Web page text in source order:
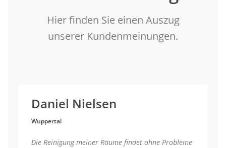
Hier finden Sie einen Auszug
unserer Kundenmeinungen.
Daniel Nielsen
Wuppertal
Die Reinigung meiner Räume findet ohne Probleme